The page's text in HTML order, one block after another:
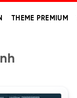
THEME PREMIUM